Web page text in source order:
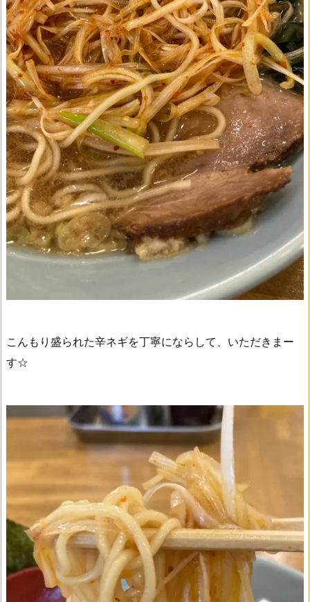
こんもり盛られた辛ネギを丁寧にならして、いただきまー
す☆